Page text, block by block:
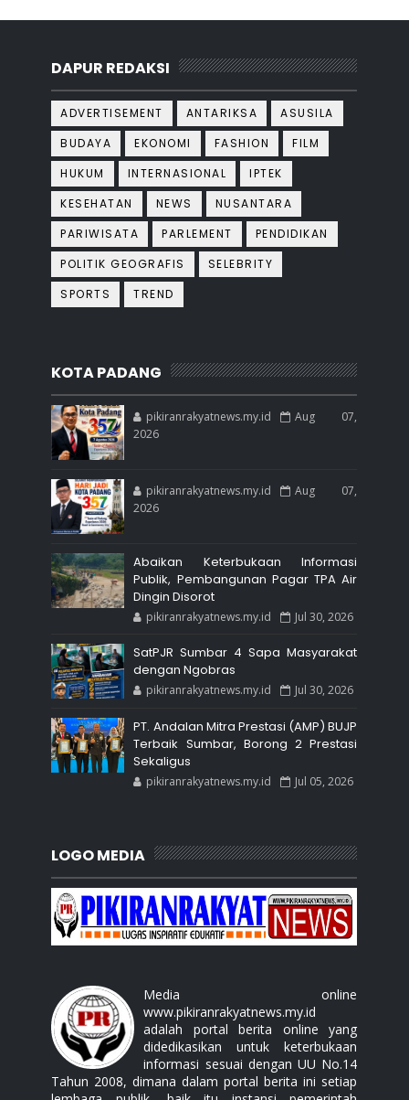
DAPUR REDAKSI
ADVERTISEMENT ANTARIKSA
ASUSILA
BUDAYA
EKONOMI FASHION
FILM
HUKUM
INTERNASIONAL
IPTEK
KESEHATAN
NEWS
NUSANTARA
PARIWISATA
PARLEMENT
PENDIDIKAN
POLITIK GEOGRAFIS
SELEBRITY
SPORTS
TREND
KOTA PADANG
pikiranrakyatnews.my.id
Aug 07,
2026
pikiranrakyatnews.my.id
Aug 07,
2026
Abaikan Keterbukaan Informasi
Publik, Pembangunan Pagar TPA Air
Dingin Disorot
pikiranrakyatnews.my.id Jul 30, 2026
SatPJR Sumbar 4 Sapa Masyarakat
dengan Ngobras
pikiranrakyatnews.my.id Jul 30, 2026
PT. Andalan Mitra Prestasi (AMP) BUJP
Terbaik Sumbar, Borong 2 Prestasi
Sekaligus
pikiranrakyatnews.my.id Jul 05, 2026
LOGO MEDIA
Media online
www.pikiranrakyatnews.my.id
adalah portal berita online yang
didedikasikan untuk keterbukaan
informasi sesuai dengan UU No.14
Tahun 2008, dimana dalam portal berita ini setiap